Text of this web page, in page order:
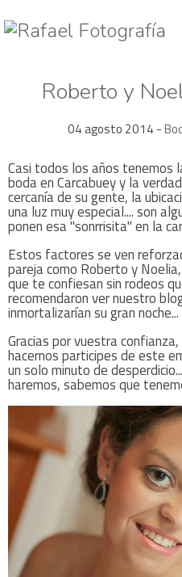
Roberto y
04 agosto 2014 -
Casi todos los años tenemos
boda en Carcabuey y la
cercanía de su gente, la
una luz muy especial.... son
ponen esa "sonrrisita" en la
Estos factores se ven
pareja como Roberto y
que te confiesan sin rodeos
recomendaron ver nuestro
inmortalizarían su gran noche...
Gracias por vuestra
hacernos participes de este
un solo minuto de
haremos, sabemos que